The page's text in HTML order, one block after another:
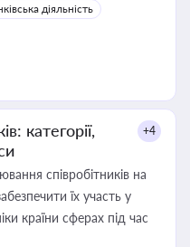
діяльність
категорії,
+4
співробітників на
їх участь у
країни сферах під час